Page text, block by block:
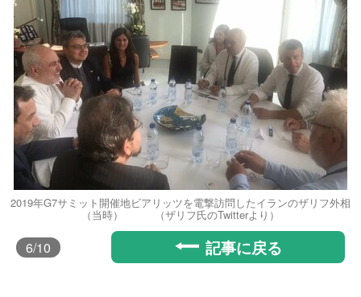
2019年G7サミット開催地ビアリッツを電撃訪問したイランのザリフ外相
（当時） （ザリフ氏のTwitterより）
6/10 記事に戻る